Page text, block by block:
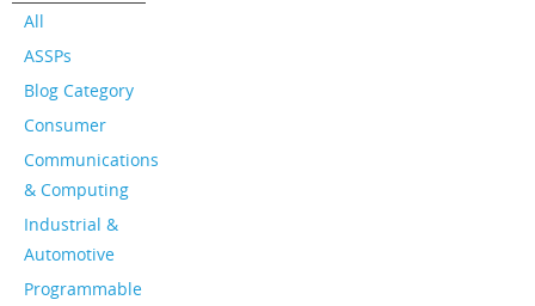
All
ASSPs
Blog Category
Consumer
Communications
& Computing
Industrial &
Automotive
Programmable